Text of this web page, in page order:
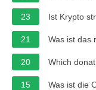
23 Ist Krypto
21 Was ist das
20 Which
15 Was ist die